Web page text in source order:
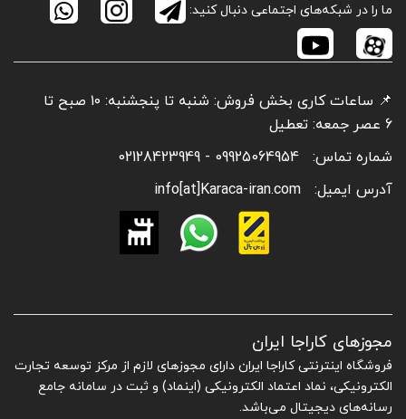
ما را در شبکه‌های اجتماعی دنبال کنید:
📌 ساعات کاری بخش فروش: شنبه تا پنجشنبه: ۱۰ صبح تا
6 عصر جمعه: تعطیل
شماره تماس:
09925064954 - 02128423949
آدرس ایمیل:
info[at]Karaca-iran.com
مجوزهای کاراجا ایران
فروشگاه اینترنتی کاراجا ایران دارای مجوزهای لازم از مرکز توسعه تجارت
الکترونیکی، نماد اعتماد الکترونیکی (اینماد) و ثبت در سامانه جامع
رسانه‌های دیجیتال می‌باشد.